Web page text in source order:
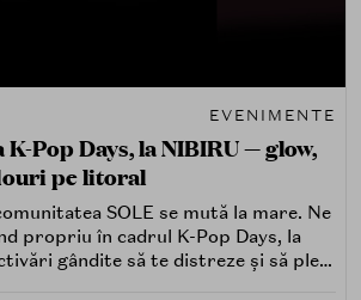
EVENIMENTE
K-Pop Days, la NIBIRU — glow,
pe litoral
SOLE se mută la mare. Ne
propriu în cadrul K-Pop Days, la
gândite să te distreze și să pleci